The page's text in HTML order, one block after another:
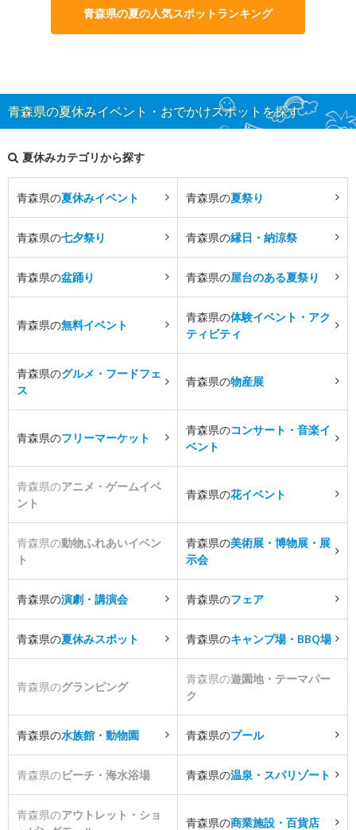
青森県の夏の人気スポットランキング
青森県の夏休みイベント・おでかけスポットを探す
夏休みカテゴリから探す
青森県の夏休みイベント 青森県の夏祭り
青森県の七夕祭り 青森県の縁日・納涼祭
青森県の盆踊り 青森県の屋台のある夏祭り
青森県の無料イベント
青森県の体験イベント・アク
ティビティ
青森県のグルメ・フードフェ
ス
青森県の物産展
青森県のフリーマーケット
青森県のコンサート・音楽イ
ベント
青森県のアニメ・ゲームイベ
ント
青森県の花イベント
青森県の動物ふれあいイベン
ト
青森県の美術展・博物展・展
示会
青森県の演劇・講演会 青森県のフェア
青森県の夏休みスポット 青森県のキャンプ場・BBQ場
青森県のグランピング
青森県の遊園地・テーマパー
ク
青森県の水族館・動物園 青森県のプール
青森県のビーチ・海水浴場 青森県の温泉・スパリゾート
青森県のアウトレット・ショ
青森県の商業施設・百貨店